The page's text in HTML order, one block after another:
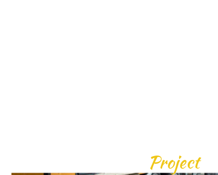
Project